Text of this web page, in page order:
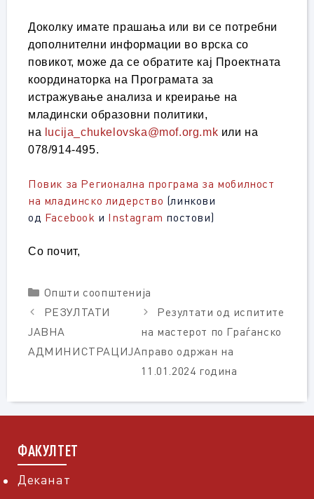
Доколку имате прашања или ви се потребни
дополнителни информации во врска со
повикот, може да се обратите кај Проектната
координаторка на Програмата за
истражување анализа и креирање на
младински образовни политики,
на
lucija_chukelovska@mof.org.mk или на
078/914-495.
Повик за Регионална програма за мобилност
на младинско лидерство (линкови
од Facebook и Instagram постови)
Со почит,
Categories
Општи соопштенија
РЕЗУЛТАТИ
ЈАВНА
АДМИНИСТРАЦИЈА
Резултати од испитите
на мастерот по Граѓанско
право одржан на
11.01.2024 година
ФАКУЛТЕТ
Деканат